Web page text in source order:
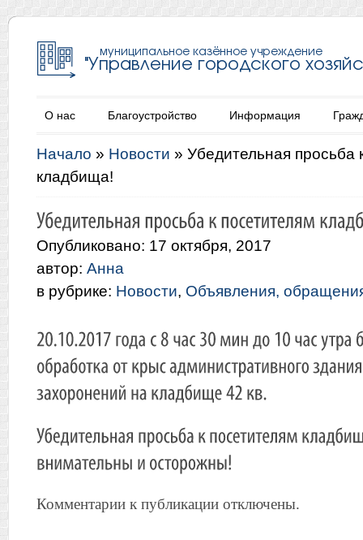
О нас Благоустройство Информация
Начало » Новости » Убедительная просьба
кладбища!
Опубликовано: 17 октября, 2017
автор: Анна
в рубрике: Новости, Объявления,
Комментарии к публикации отключены.